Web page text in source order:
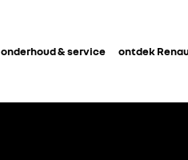
onderhoud & service ontdek